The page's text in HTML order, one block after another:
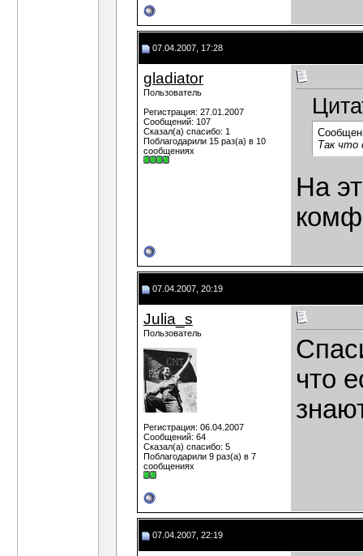
07.04.2007, 17:28
gladiator
Пользователь
Регистрация: 27.01.2007
Сообщений: 107
Сказал(а) спасибо: 1
Поблагодарили 15 раз(а) в 10
сообщениях
Так что
На
07.04.2007, 20:19
Julia_s
Пользователь
Регистрация: 06.04.2007
Сообщений: 64
Сказал(а) спасибо: 5
Поблагодарили 9 раз(а) в 7
сообщениях
что
07.04.2007, 22:19